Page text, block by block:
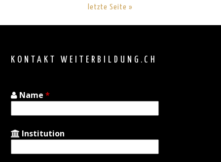
letzte Seite »
top
KONTAKT WEITERBILDUNG.CH
Name*
Institution